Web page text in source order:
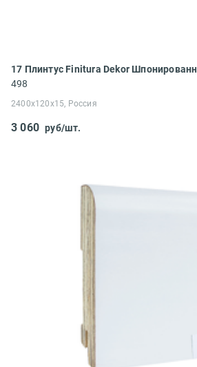
498
2400x120x15, Россия
3 060 руб/шт.